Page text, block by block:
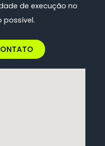
de execução no
possível.